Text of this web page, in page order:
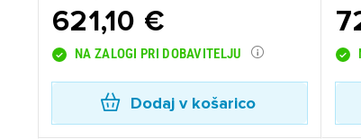
621,10 €
NA ZALOGI PRI DOBAVITELJU
Dodaj v košarico